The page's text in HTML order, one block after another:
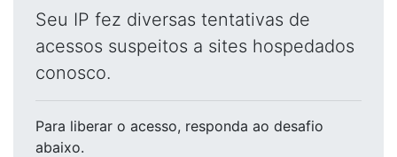
Seu IP fez diversas tentativas de
acessos suspeitos a sites hospedados
conosco.
Para liberar o acesso, responda ao desafio
abaixo.